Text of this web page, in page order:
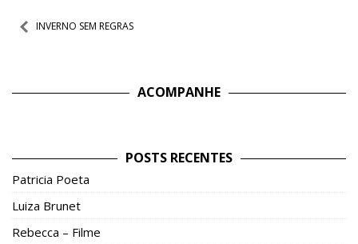
Navegação
INVERNO SEM REGRAS
ACOMPANHE
POSTS RECENTES
Patricia Poeta
Luiza Brunet
Rebecca – Filme